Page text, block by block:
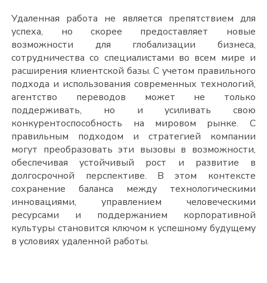
Удаленная работа не является препятствием для
успеха, но скорее предоставляет новые
возможности для глобализации бизнеса,
сотрудничества со специалистами во всем мире и
расширения клиентской базы. С учетом правильного
подхода и использования современных технологий,
агентство переводов может не только
поддерживать, но и усиливать свою
конкурентоспособность на мировом рынке. С
правильным подходом и стратегией компании
могут преобразовать эти вызовы в возможности,
обеспечивая устойчивый рост и развитие в
долгосрочной перспективе. В этом контексте
сохранение баланса между технологическими
инновациями, управлением человеческими
ресурсами и поддержанием корпоративной
культуры становится ключом к успешному будущему
в условиях удаленной работы.